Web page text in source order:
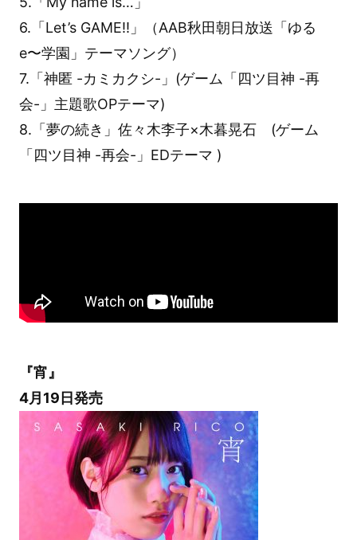
6.「Let’s GAME!!」（AAB秋田朝日放送「ゆる
e〜学園」テーマソング）
7.「神匿 -カミカクシ-」(ゲーム「四ツ目神 -再
会-」主題歌OPテーマ)
8.「夢の続き」佐々木李子×木暮晃石 (ゲーム
「四ツ目神 -再会-」EDテーマ )
『宵』
4月19日発売